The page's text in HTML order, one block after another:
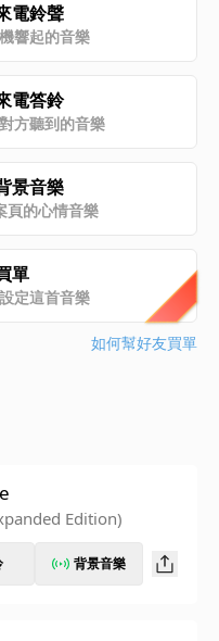
電鈴聲
響起的音樂
電答鈴
方聽到的音樂
景音樂
頁的心情音樂
單
定這首音樂
如何幫好友買單
Edition)
背景音樂